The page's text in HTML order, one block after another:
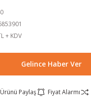
+ KDV
Gelince Haber Ver
Ürünü Paylaş Fiyat Alarmı